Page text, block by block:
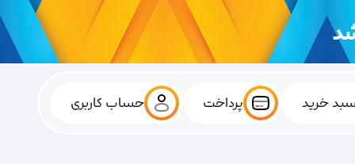
خرید پرداخت حساب کاربری